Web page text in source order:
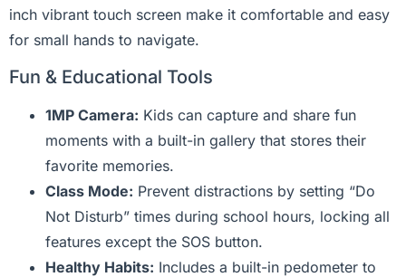
inch vibrant touch screen make it comfortable and easy
for small hands to navigate.
Fun & Educational Tools
1MP Camera: Kids can capture and share fun
moments with a built-in gallery that stores their
favorite memories.
Class Mode: Prevent distractions by setting “Do
Not Disturb” times during school hours, locking all
features except the SOS button.
Healthy Habits: Includes a built-in pedometer to